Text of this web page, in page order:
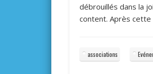
débrouillés dans la
content. Après cette
associations